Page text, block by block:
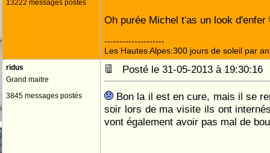
13222 messages postés
Oh purée Michel t'as un look d'enfer
--------------------
Les Hautes Alpes:300 jours de soleil par an
ridus
Grand maitre
3845 messages postés
Posté le 31-05-2013 à
Bon la il est en cure, mais il se
soir lors de ma visite ils ont
vont également avoir pas mal de